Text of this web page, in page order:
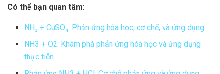
Có thể bạn quan tâm:
NH₃ + CuSO₄: Phản ứng hóa học, cơ chế, và ứng dụng
NH3 + O2: Khám phá phản ứng hóa học và ứng dụng
thực tiễn